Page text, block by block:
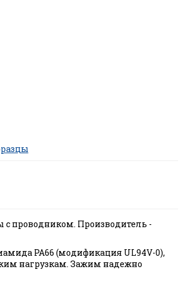
с проводником. Производитель -
PA66 (модификация UL94V-0),
нагрузкам. Зажим надежно